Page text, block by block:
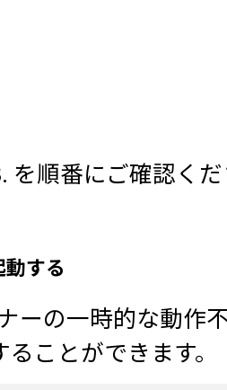
を順番にご確認く
する
ーの一時的な動作
ることができます。